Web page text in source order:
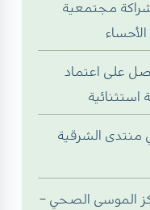
مجتمعية
على اعتماد
منتدى الشرقية
الموسى الصحي –